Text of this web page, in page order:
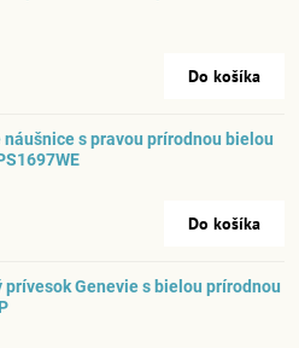
Do košíka
s pravou prírodnou bielou
Do košíka
Genevie s bielou prírodnou